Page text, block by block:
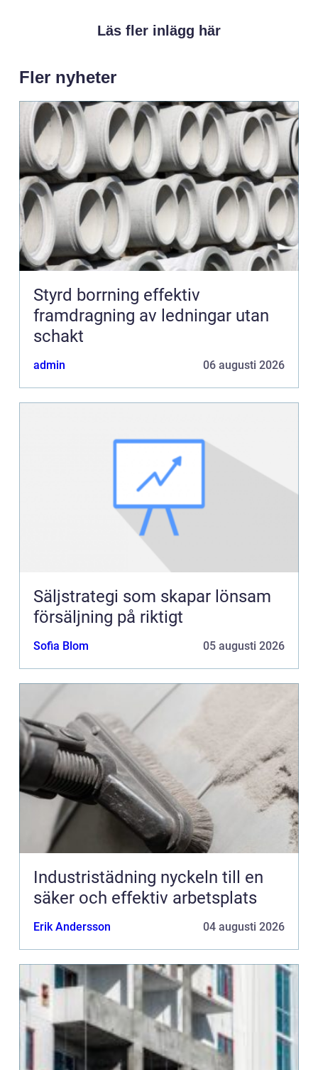
Läs fler inlägg här
Fler nyheter
Styrd borrning effektiv
framdragning av ledningar utan
schakt
admin 06 augusti 2026
Säljstrategi som skapar lönsam
försäljning på riktigt
Sofia Blom 05 augusti 2026
Industristädning nyckeln till en
säker och effektiv arbetsplats
Erik Andersson 04 augusti 2026